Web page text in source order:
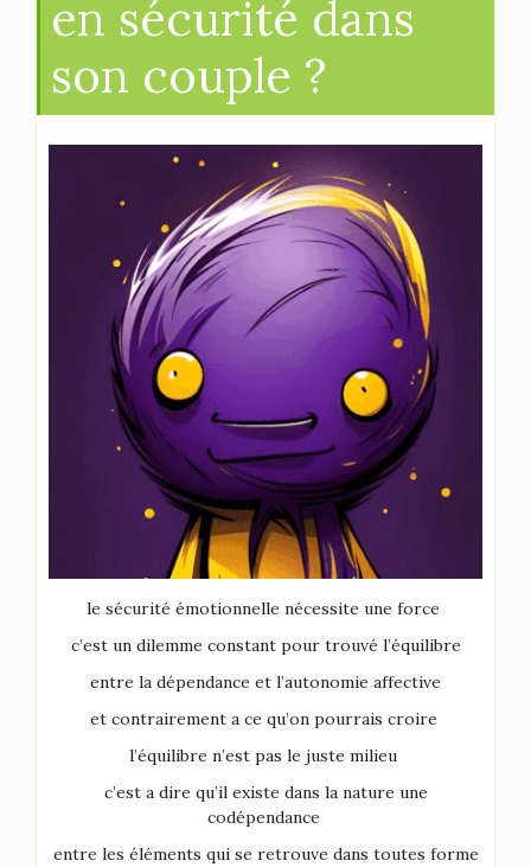
en sécurité dans
son couple ?
le sécurité émotionnelle nécessite une force
c’est un dilemme constant pour trouvé l’équilibre
entre la dépendance et l’autonomie affective
et contrairement a ce qu’on pourrais croire
l’équilibre n’est pas le juste milieu
c’est a dire qu’il existe dans la nature une
codépendance
entre les éléments qui se retrouve dans toutes forme